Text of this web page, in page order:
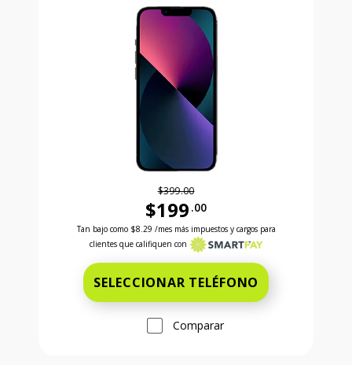
$399.00
$199 .00
Antes el precio era 399 dollars and 00 cents
Tan bajo como $8.29 /mes más impuestos y cargos para
clientes que califiquen con
SELECCIONAR TELÉFONO
Comparar